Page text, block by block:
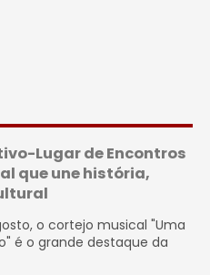
Lugar de Encontros
que une história,
o cortejo musical "Uma
é o grande destaque da